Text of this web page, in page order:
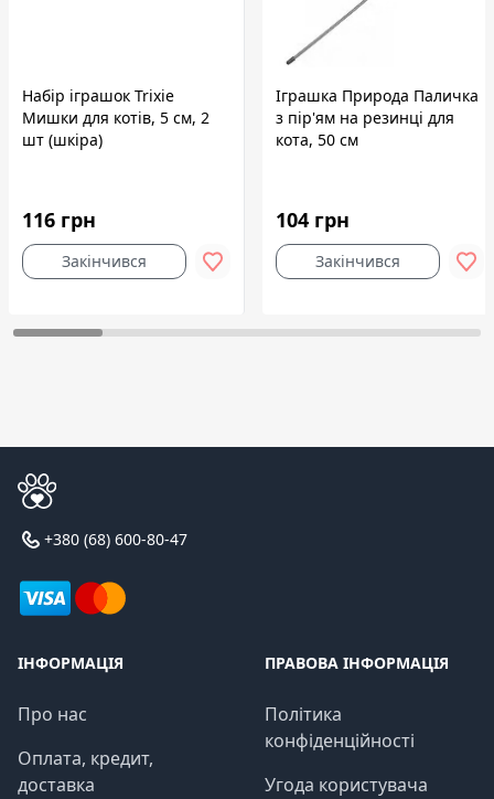
Набір іграшок Trixie
Мишки для котів, 5 см, 2
шт (шкіра)
116 грн
Закінчився
Іграшка Природа Паличка
з пір'ям на резинці для
кота, 50 см
104 грн
Закінчився
+380 (68) 600-80-47
ІНФОРМАЦІЯ
Про нас
Оплата, кредит,
доставка
ПРАВОВА ІНФОРМАЦІЯ
Політика
конфіденційності
Угода користувача